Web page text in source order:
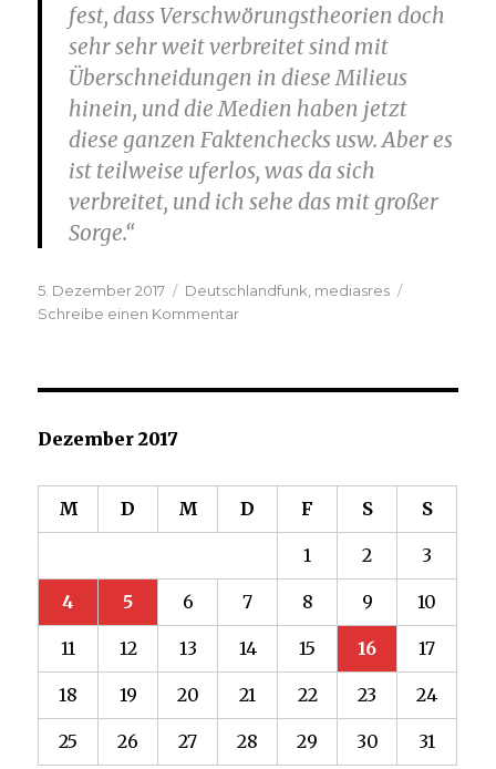
fest, dass Verschwörungstheorien doch
sehr sehr weit verbreitet sind mit
Überschneidungen in diese Milieus
hinein, und die Medien haben jetzt
diese ganzen Faktenchecks usw. Aber es
ist teilweise uferlos, was da sich
verbreitet, und ich sehe das mit großer
Sorge.“
Veröffentlicht
am
5. Dezember 2017 Kategorien
Deutschlandfunk, mediasres
Schreibe einen Kommentarzu
stirbt“
Dezember 2017
M D M D F S S
1 2 3
4 5 6 7 8 9 10
11 12 13 14 15 16 17
18 19 20 21 22 23 24
25 26 27 28 29 30
31